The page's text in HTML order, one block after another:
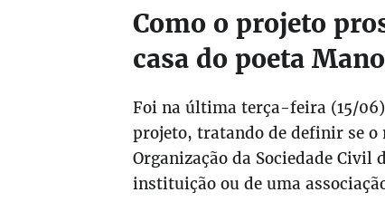
Como o projeto
casa do poeta
Foi na última terça-feira (15/
projeto, tratando de definir se o
Organização da Sociedade Civil
instituição ou de uma